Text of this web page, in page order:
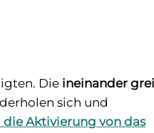
Die ineinander
sich und
Aktivierung von das